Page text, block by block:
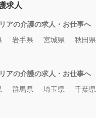
求人
アの介護の求人・お仕事へ
岩手県 宮城県 秋田県
アの介護の求人・お仕事へ
群馬県 埼玉県 千葉県